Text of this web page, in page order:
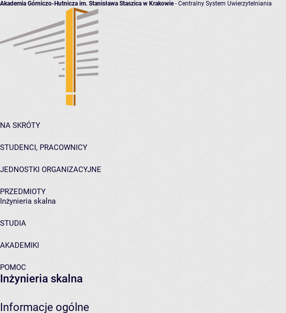
Akademia Górniczo-Hutnicza im. Stanisława Staszica w Krakowie- Centralny System Uwierzytelniania
NA SKRÓTY
STUDENCI, PRACOWNICY
JEDNOSTKI ORGANIZACYJNE
PRZEDMIOTY
Inżynieria skalna
STUDIA
AKADEMIKI
POMOC
Inżynieria skalna
Informacje ogólne